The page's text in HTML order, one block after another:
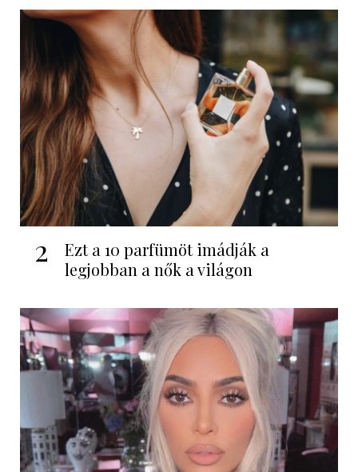
2
Ezt a 10 parfümöt imádják a
legjobban a nők a világon